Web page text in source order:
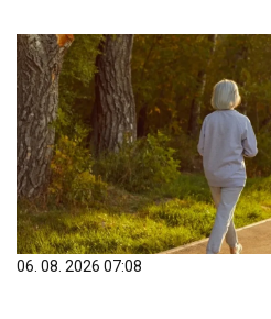
06. 08. 2026 07:08